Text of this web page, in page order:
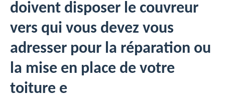
doivent disposer le couvreur
vers qui vous devez vous
adresser pour la réparation ou
la mise en place de votre
toiture e